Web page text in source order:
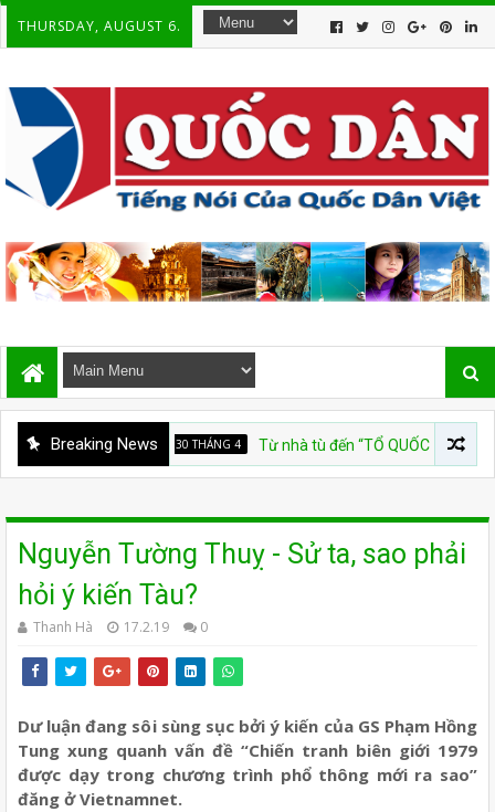
THURSDAY, AUGUST 6.
Breaking News
QUỐC HẬN 30 THÁNG 4 Từ nhà tù đến “TỔ QUỐC TRĂM NĂM”
Nguyễn Tường Thuỵ - Sử ta, sao phải
hỏi ý kiến Tàu?
Thanh Hà 17.2.19 0
Dư luận đang sôi sùng sục bởi ý kiến của GS Phạm Hồng
Tung xung quanh vấn đề “Chiến tranh biên giới 1979
được dạy trong chương trình phổ thông mới ra sao”
đăng ở Vietnamnet.